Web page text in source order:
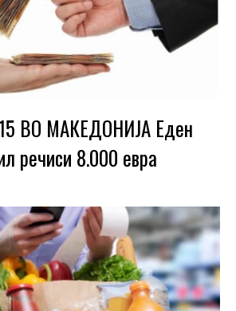
ВО МАКЕДОНИЈА Еден
речиси 8.000 евра